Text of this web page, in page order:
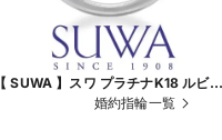
【 SUWA 】スワ プラチナK18 ルビー
ダイヤモンド エタニティリング
婚約指輪一覧